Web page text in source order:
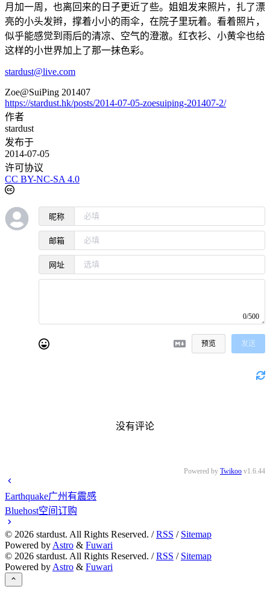
月加一周，也离回来的日子更近了些。姐姐发来照片，扎了漂
亮的小头发辫，撑着小小的雨伞，在院子里玩着。看着照片，
似乎能感觉到雨后的清凉、空气的澄澈。红衣衫、小黄伞也给
这样的小世界加上了那一抹色彩。
stardust@live.com
Zoe@SuiPing 201407
https://stardust.hk/posts/2014-07-05-zoesuiping-201407-2/
作者
stardust
发布于
2014-07-05
许可协议
CC BY-NC-SA 4.0
昵称
邮箱
网址
0/500
预览 发送
没有评论
Powered by Twikoo v1.6.44
Earthquake广州有震感
Bluehost空间订购
© 2026 stardust. All Rights Reserved. /RSS / Sitemap
Powered by Astro & Fuwari
© 2026 stardust. All Rights Reserved. /RSS / Sitemap
Powered by Astro & Fuwari